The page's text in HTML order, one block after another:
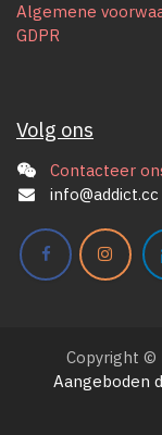
Algemene
GDPR
Volg ons
Contacteer
info@addict.cc
Copyright ©
Aangeboden